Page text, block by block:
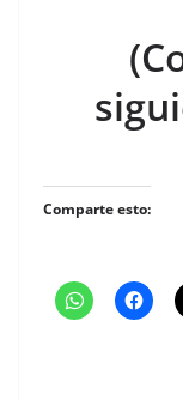
Comparte esto: